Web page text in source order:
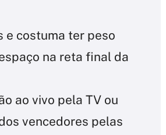
e costuma ter peso
na reta final da
ao vivo pela TV ou
vencedores pelas